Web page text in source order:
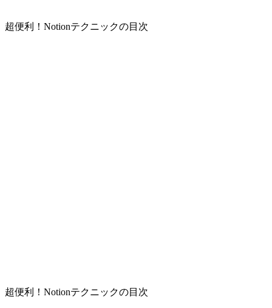
超便利！Notionテクニックの目次
超便利！Notionテクニックの目次